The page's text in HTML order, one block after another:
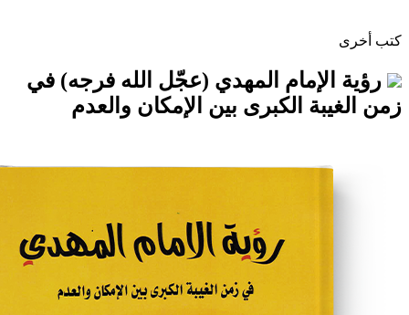
المهدي (عجّل الله فرجه) في
الكبرى بين الإمكان والعدم